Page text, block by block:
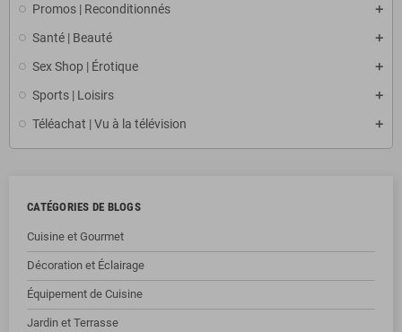
Promos | Reconditionnés
Santé | Beauté
Sex Shop | Érotique
Sports | Loisirs
Téléachat | Vu à la télévision
CATÉGORIES DE BLOGS
Cuisine et Gourmet
Décoration et Éclairage
Équipement de Cuisine
Jardin et Terrasse